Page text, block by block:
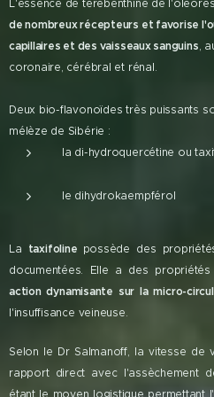
L'essence de térébenthine de
de nombreux récepteurs et favorise
capillaires et des vaisseaux sanguins,
coronaire, cérébral et rénal.
Deux bio-flavonoïdes très puissants
mélèze de Sibérie :
la di-hydroquercétine ou
le dihydrokaempférol
La taxifoline possède des
documentées. Elle a des
action dynamisante sur la micro-
l'insuffisance veineuse.
Selon le Dr Salmanoff, la vitesse de
rapport direct avec l'assèchement
étant le moyen logistique permettant